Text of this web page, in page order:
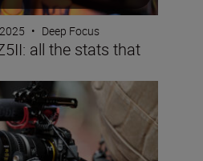
• Deep Focus
all the stats that
the new NIKKOR Z 28-135mm f/